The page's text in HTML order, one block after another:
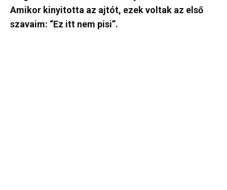
Amikor kinyitotta az ajtót, ezek voltak az első
szavaim: “Ez itt nem pisi”.